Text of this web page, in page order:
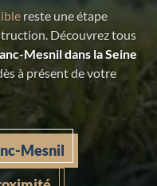
reste une étape
Découvrez tous
Mesnil dans la Seine
à présent de votre
Mesnil